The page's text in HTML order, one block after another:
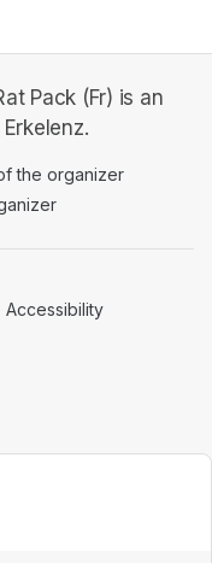
Pack (Fr) is an
tab)
the organizer
in a new tab)
Accessibility